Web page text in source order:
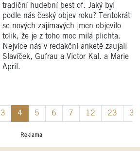
tradiční hudební best of. Jaký byl
podle nás český objev roku? Tentokrát
se nových zajímavých jmen objevilo
tolik, že je z toho moc milá plichta.
Nejvíce nás v redakční anketě zaujali
Slavíček, Gufrau a Victor Kal. a Marie
April.
3 4 5 6 7 12 23 34
Reklama